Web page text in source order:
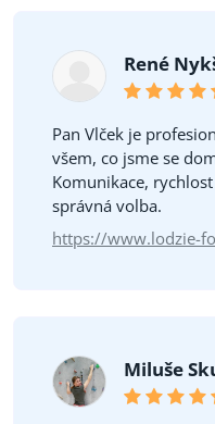
René
Pan Vlček je
všem, co jsme se
Komunikace,
správná volba.
https://www.lodzie-
Miluše